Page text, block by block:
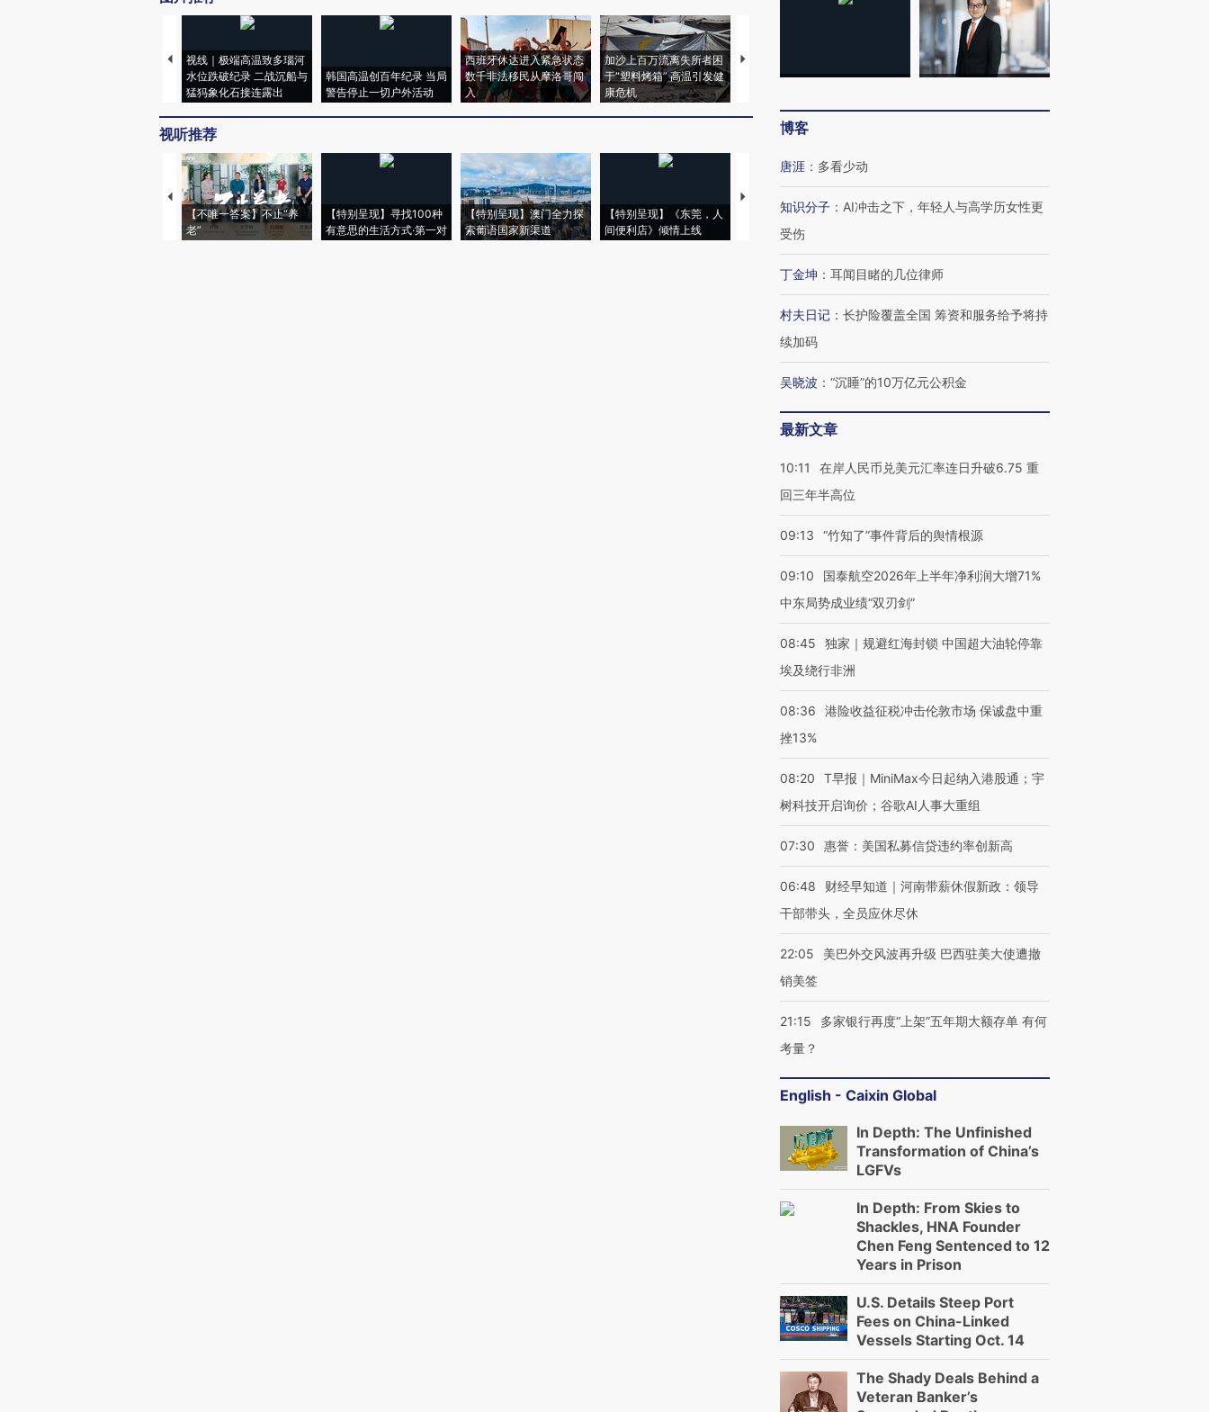
视线｜极端高温致多瑙河
水位跌破纪录 二战沉船与
猛犸象化石接连露出
韩国高温创百年纪录 当局
警告停止一切户外活动
西班牙休达进入紧急状态
数千非法移民从摩洛哥闯
入
加沙上百万流离失所者困
于“塑料烤箱” 高温引发健
康危机
马航飞行员跨国走私7万
粒摇头丸 尿检体内含3种
泽连斯基密集出访美英 索
秘鲁纳斯卡观光飞机坠毁
视听推荐
【不唯一答案】不止“养
老”
【特别呈现】寻找100种
有意思的生活方式·第一对
【特别呈现】澳门全力探
索葡语国家新渠道
【特别呈现】《东莞，人
间便利店》倾情上线
【推广】走进第四届链博
会，让数智科技“链”接产
【特别呈现】寻找100种
【商旅对话】华住集团
CFO：不靠规模取胜，华
博客
唐涯 ： 多看少动
知识分子 ： AI冲击之下，年轻人与高学历女性更
受伤
丁金坤 ： 耳闻目睹的几位律师
村夫日记 ： 长护险覆盖全国 筹资和服务给予将持
续加码
吴晓波 ： “沉睡”的10万亿元公积金
最新文章
10:11
在岸人民币兑美元汇率连日升破6.75 重
回三年半高位
09:13 “竹知了”事件背后的舆情根源
09:10
国泰航空2026年上半年净利润大增71%
中东局势成业绩“双刃剑”
08:45
独家｜规避红海封锁 中国超大油轮停靠
埃及绕行非洲
08:36
港险收益征税冲击伦敦市场 保诚盘中重
挫13%
08:20
T早报｜MiniMax今日起纳入港股通；宇
树科技开启询价；谷歌AI人事大重组
07:30 惠誉：美国私募信贷违约率创新高
06:48
财经早知道｜河南带薪休假新政：领导
干部带头，全员应休尽休
22:05
美巴外交风波再升级 巴西驻美大使遭撤
销美签
21:15
多家银行再度“上架”五年期大额存单 有何
考量？
English - Caixin Global
In Depth: The Unfinished
Transformation of China’s
LGFVs
In Depth: From Skies to
Shackles, HNA Founder
Chen Feng Sentenced to 12
Years in Prison
U.S. Details Steep Port
Fees on China-Linked
Vessels Starting Oct. 14
The Shady Deals Behind a
Veteran Banker’s